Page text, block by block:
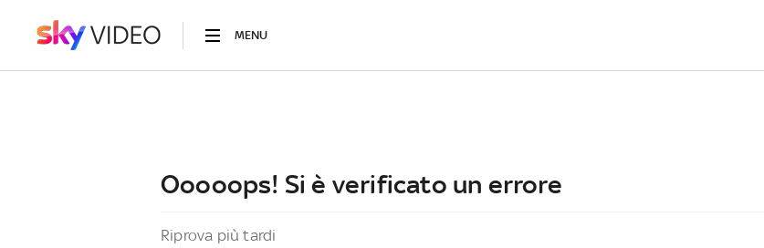
MENU
Ooooops! Si è verificato un errore
Riprova più tardi